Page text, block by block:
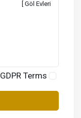
GDPR Terms